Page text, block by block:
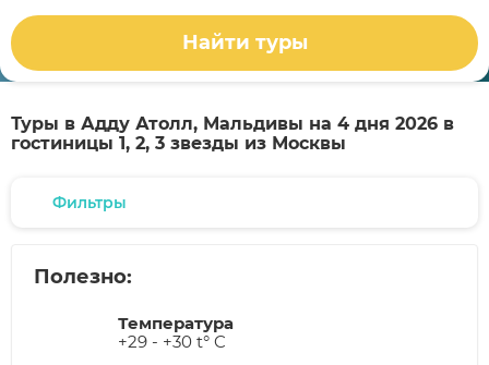
Найти туры
Туры в Адду Атолл, Мальдивы на 4 дня 2026 в
гостиницы 1, 2, 3 звезды из Москвы
Фильтры
Полезно:
Температура
+29 - +30 t° C